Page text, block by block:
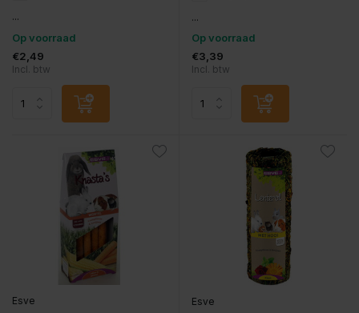
...
Op voorraad
€2,49
Incl. btw
...
Op voorraad
€3,39
Incl. btw
Esve Esve